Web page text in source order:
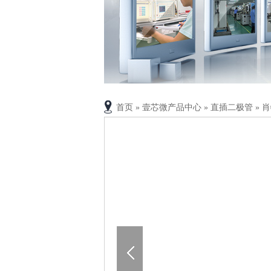
首页 » 壹芯微产品中心 » 直插二极管 »